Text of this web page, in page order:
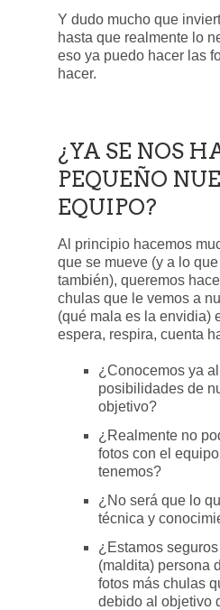
Y dudo mucho que
hasta que realmente lo
eso ya puedo hacer las
hacer.
¿YA SE NOS
PEQUEÑO
EQUIPO?
Al principio hacemos
que se mueve (y a lo
también), queremos
chulas que le vemos a
(qué mala es la envidia)
espera, respira, cuenta
¿Conocemos ya
posibilidades de
objetivo?
¿Realmente no
fotos con el
tenemos?
¿No será que lo
técnica y
¿Estamos
(maldita) persona
fotos más chulas
debido al objetivo